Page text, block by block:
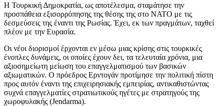
Η Τουρκική Δημοκρατία, ως αποτέλεσμα, σταμάτησε την
προσπάθεια εξισορρόπησης της θέσης της στο ΝΑΤΟ με τις
δεσμεύσεις της έναντι της Ρωσίας. Έχει, εκ των πραγμάτων, ταχθεί
πλέον με την Ευρασία.
Οι νέοι διορισμοί έρχονται εν μέσω μιας κρίσης στις τουρκικές
ένοπλες δυνάμεις, οι οποίες έχουν δει, τα τελευταία χρόνια, μια
αξιοσημείωτη μείωση του επαγγελματισμού των βασικών
αξιωματικών. Ο πρόεδρος Ερντογάν προτίμησε την πολιτική πίστη
προς αυτόν έναντι της επιχειρησιακής εμπειρίας, αντικαθιστώντας
συχνά επαγγελματίες στρατιωτικούς ηγέτες με στρατηγούς της
χωροφυλακής (Jendarma).